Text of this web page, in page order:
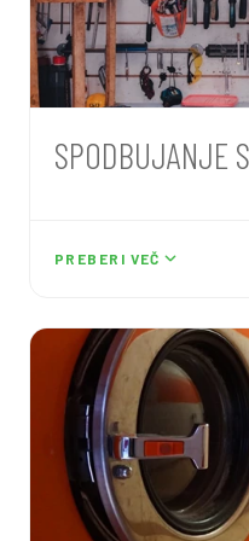
področju električne
Sloveniji in EU.
SPODBUJANJE
- s potujočo
- direktno pri
- s pomočjo naše
ter družbenih omrežij.
Več o servisiranju
PREBERI VEČ